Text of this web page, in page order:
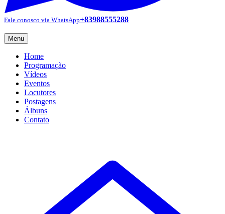
Fale conosco via WhatsApp+83988555288
Menu
Home
Programação
Vídeos
Eventos
Locutores
Postagens
Álbuns
Contato